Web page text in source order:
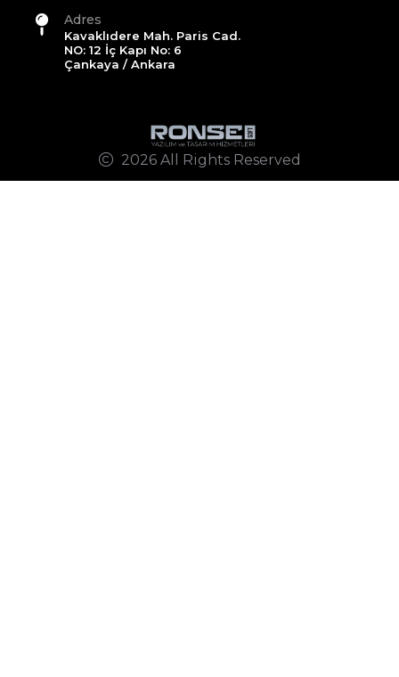
Adres
Kavaklıdere Mah. Paris Cad.
NO: 12 İç Kapı No: 6
Çankaya / Ankara
2026 All Rights Reserved